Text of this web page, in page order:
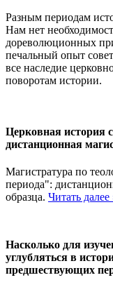
Разным периодам
Нам нет
дореволюционных
печальный опыт
все наследие
поворотам истории.
Церковная история
дистанционная
Магистратура по
периода":
образца. Читать далее
Насколько для
углубляться в
предшествующих